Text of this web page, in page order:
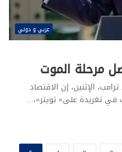
عربي و دولي